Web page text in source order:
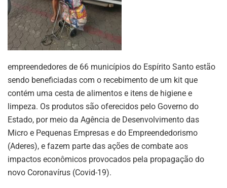
empreendedores de 66 municípios do Espírito Santo estão
sendo beneficiadas com o recebimento de um kit que
contém uma cesta de alimentos e itens de higiene e
limpeza. Os produtos são oferecidos pelo Governo do
Estado, por meio da Agência de Desenvolvimento das
Micro e Pequenas Empresas e do Empreendedorismo
(Aderes), e fazem parte das ações de combate aos
impactos econômicos provocados pela propagação do
novo Coronavírus (Covid-19).